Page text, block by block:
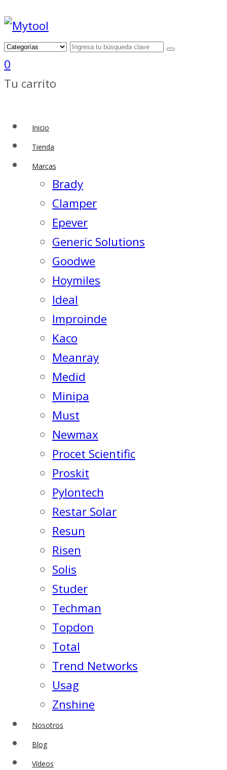
0
Tu carrito
Inicio
Tienda
Marcas
Brady
Clamper
Epever
Generic Solutions
Goodwe
Hoymiles
Ideal
Improinde
Kaco
Meanray
Medid
Minipa
Must
Newmax
Procet Scientific
Proskit
Pylontech
Restar Solar
Resun
Risen
Solis
Studer
Techman
Topdon
Total
Trend Networks
Usag
Znshine
Nosotros
Blog
Vídeos